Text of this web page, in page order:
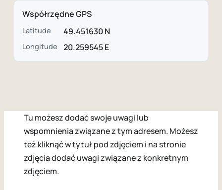
Współrzędne GPS
Latitude 49.451630 N
Longitude 20.259545 E
Tu możesz dodać swoje uwagi lub
wspomnienia związane z tym adresem. Możesz
też kliknąć w tytuł pod zdjęciem i na stronie
zdjęcia dodać uwagi związane z konkretnym
zdjęciem.